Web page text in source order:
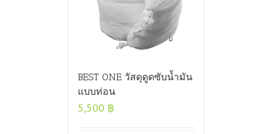
BEST ONE วัสดุดูดซับน้ำมัน
แบบท่อน
5,500 ฿